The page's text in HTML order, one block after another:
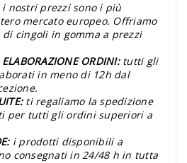
i nostri prezzi sono i più
mercato europeo. Offriamo
di cingoli in gomma a prezzi
ORDINI: tutti gli
in meno di 12h dal
ti regaliamo la spedizione
per tutti gli ordini superiori a
i prodotti disponibili a
consegnati in 24/48 h in tutta